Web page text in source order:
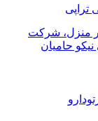
تراپی
منزل، شرکت
حامیان